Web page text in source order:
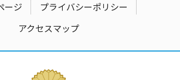
ージ
プライバシーポリシー
アクセスマップ